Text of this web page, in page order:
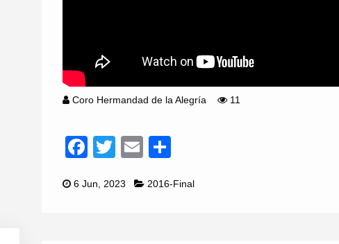
Coro Hermandad de la Alegría 11
Facebook
TwitterEmail
6 Jun, 2023 2016-Final